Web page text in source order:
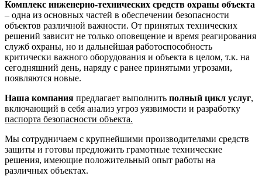
Комплекс инженерно-технических средств охраны объекта
– одна из основных частей в обеспечении безопасности
объектов различной важности. От принятых технических
решений зависит не только оповещение и время реагирования
служб охраны, но и дальнейшая работоспособность
критически важного оборудования и объекта в целом, т.к. на
сегодняшний день, наряду с ранее принятыми угрозами,
появляются новые.
Наша компания предлагает выполнить полный цикл услуг,
включающий в себя анализ угроз уязвимости и разработку
паспорта безопасности объекта.
Мы сотрудничаем с крупнейшими производителями средств
защиты и готовы предложить грамотные технические
решения, имеющие положительный опыт работы на
различных объектах.